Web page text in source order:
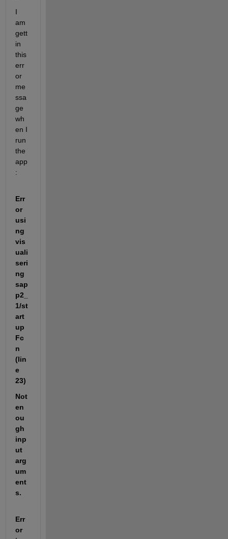
I
am
gett
in
this
err
or
me
ssa
ge
wh
en I
run
the
app
:
Err
or
usi
ng
vis
uali
seri
ng
sap
p2_
1/st
art
up
Fc
n
(lin
e
23)
Not
en
ou
gh
inp
ut
arg
um
ent
s.
Err
or